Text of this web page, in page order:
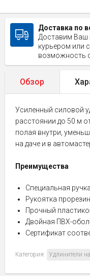
Доставка по
Доставим Ваш
курьером или
возможность
Обзор
Усиленный силовой
расстоянии до 50 м
полая внутри,
на даче и в
Преимущества
Специальная
Рукоятка
Прочный
Двойная ПВХ-
Сертификат
Категория: Удлинители